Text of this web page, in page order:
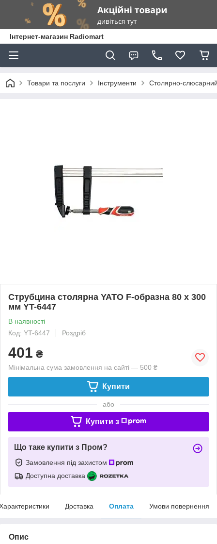
Інтернет-магазин Radiomart
Товари та послуги Інструменти Столярно-
Струбцина столярна YATO F-образна 80 x 300
мм YT-6447
В наявності
Код: YT-6447
Роздріб
401 ₴
Мінімальна сума замовлення на сайті — 500 ₴
Купити
або
Купити з
Що таке купити з Пром?
Замовлення під захистом
Доступна доставка
Доставка Оплата Умови повернення
Опис